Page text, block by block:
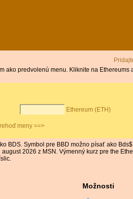
ako predvolenú menu. Kliknite na Ethereums
Ethereum (ETH)
meny ==>
BDS. Symbol pre BBD možno písať ako
2026 z MSN. Výmenný kurz pre the
Možnosti